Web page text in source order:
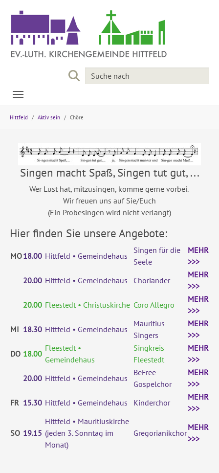
Hittfeld Aktiv sein Chöre
Singen macht Spaß, Singen tut gut, ...
Wer Lust hat, mitzusingen, komme gerne vorbei.
Wir freuen uns auf Sie/Euch
(Ein Probesingen wird nicht verlangt)
Hier finden Sie unsere Angebote:
MO18.00 Hittfeld • Gemeindehaus
Singen für die
Seele
MEHR
>>>
20.00 Hittfeld • Gemeindehaus Choriander
MEHR
>>>
20.00 Fleestedt • Christuskirche Coro Allegro
MEHR
>>>
MI 18.30 Hittfeld • Gemeindehaus
Mauritius
Singers
MEHR
>>>
DO 18.00
Fleestedt •
Gemeindehaus
Singkreis
Fleestedt
MEHR
>>>
20.00 Hittfeld • Gemeindehaus
BeFree
Gospelchor
MEHR
>>>
FR 15.30 Hittfeld • Gemeindehaus Kinderchor
MEHR
>>>
SO 19.15
Hittfeld • Mauritiuskirche
(jeden 3. Sonntag im
Monat)
Gregorianikchor
MEHR
>>>